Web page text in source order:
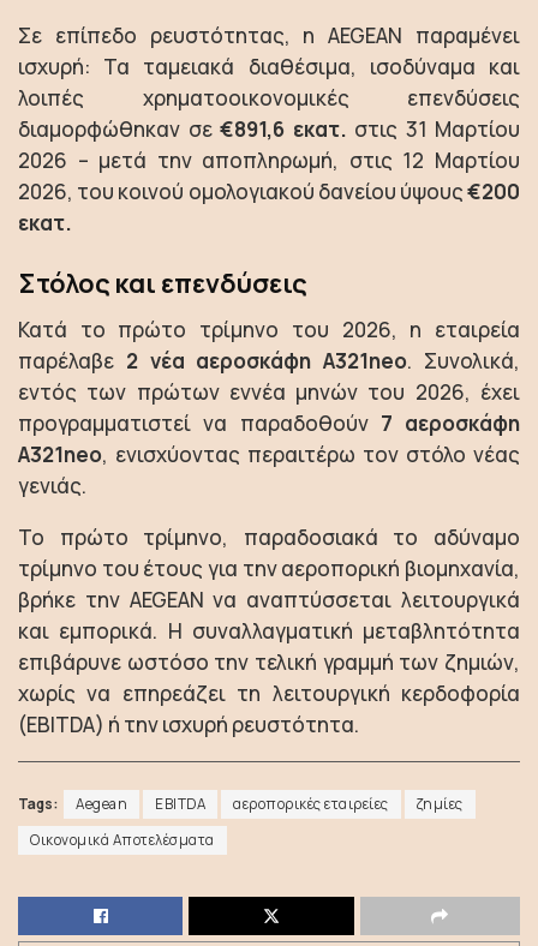
Σε επίπεδο ρευστότητας, η AEGEAN παραμένει
ισχυρή: Τα ταμειακά διαθέσιμα, ισοδύναμα και
λοιπές χρηματοοικονομικές επενδύσεις
διαμορφώθηκαν σε €891,6 εκατ. στις 31 Μαρτίου
2026 – μετά την αποπληρωμή, στις 12 Μαρτίου
2026, του κοινού ομολογιακού δανείου ύψους€200
εκατ.
Στόλος και επενδύσεις
Κατά το πρώτο τρίμηνο του 2026, η εταιρεία
παρέλαβε 2 νέα αεροσκάφη A321neo. Συνολικά,
εντός των πρώτων εννέα μηνών του 2026, έχει
προγραμματιστεί να παραδοθούν 7 αεροσκάφη
A321neo, ενισχύοντας περαιτέρω τον στόλο νέας
γενιάς.
Το πρώτο τρίμηνο, παραδοσιακά το αδύναμο
τρίμηνο του έτους για την αεροπορική βιομηχανία,
βρήκε την AEGEAN να αναπτύσσεται λειτουργικά
και εμπορικά. Η συναλλαγματική μεταβλητότητα
επιβάρυνε ωστόσο την τελική γραμμή των ζημιών,
χωρίς να επηρεάζει τη λειτουργική κερδοφορία
(EBITDA) ή την ισχυρή ρευστότητα.
Tags: Aegean EBITDA αεροπορικές εταιρείες
ζημίες
Οικονομικά Αποτελέσματα